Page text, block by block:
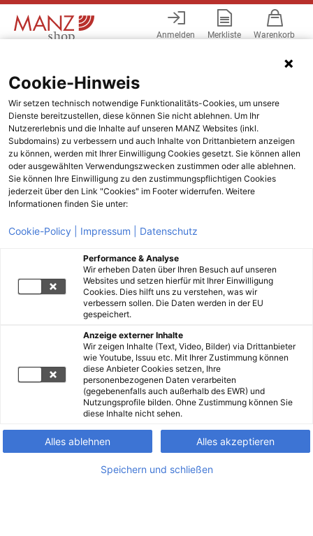
Anmelden Merkliste Warenkorb
Cookie-Hinweis
Wir setzen technisch notwendige Funktionalitäts-Cookies, um unsere
Dienste bereitzustellen, diese können Sie nicht ablehnen. Um Ihr
Nutzererlebnis und die Inhalte auf unseren MANZ Websites (inkl.
Subdomains) zu verbessern und auch Inhalte von Drittanbietern anzeigen
zu können, werden mit Ihrer Einwilligung Cookies gesetzt. Sie können allen
oder ausgewählten Verwendungszwecken zustimmen oder alle ablehnen.
Sie können Ihre Einwilligung zu den zustimmungspflichtigen Cookies
jederzeit über den Link "Cookies" im Footer widerrufen. Weitere
Informationen finden Sie unter:
Cookie-Policy | Impressum | Datenschutz
Performance & Analyse
Wir erheben Daten über Ihren Besuch auf unseren
Websites und setzen hierfür mit Ihrer Einwilligung
Cookies. Dies hilft uns zu verstehen, was wir
verbessern sollen. Die Daten werden in der EU
gespeichert.
Anzeige externer Inhalte
Wir zeigen Inhalte (Text, Video, Bilder) via Drittanbieter
wie Youtube, Issuu etc. Mit Ihrer Zustimmung können
diese Anbieter Cookies setzen, Ihre
personenbezogenen Daten verarbeiten
(gegebenenfalls auch außerhalb des EWR) und
Nutzungsprofile bilden. Ohne Zustimmung können Sie
diese Inhalte nicht sehen.
Alles ablehnen Alles akzeptieren
Speichern und schließen